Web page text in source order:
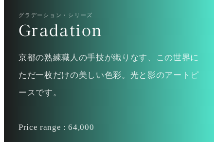
グラデーション・シリーズ
Gradation
京都の熟練職人の手技が織りなす、この世界に
ただ一枚だけの美しい色彩。光と影のアートピ
ースです。
Price range : 64,000